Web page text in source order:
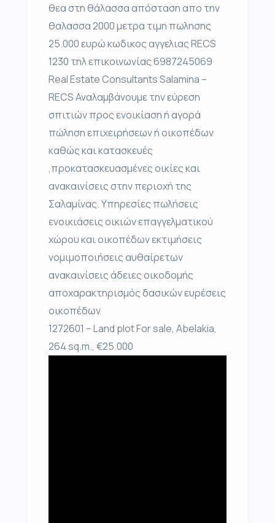
θεα στη θάλασσα απόσταση απο την
θαλασσα 2000 μετρα τιμη πωλησης
25.000 ευρώ κωδικος αγγελιας RECS
1230 τηλ επικοινωνίας 6987245069
Real Estate Consultants Salamina –
RECS Αναλαμβάνουμε την εύρεση
σπιτιών προς ενοικίαση ή αγορά
πώληση επιχειρήσεων ή οικοπέδων
καθώς και κατασκευές
,προκατασκευασμένες οικίες και
ανακαινίσεις στην περιοχή της
Σαλαμίνας. Υπηρεσίες πωλήσεις
ενοικιάσεις οικιών επαγγελματικού
χώρου και οικοπέδων εκτιμήσεις
νομιμοποιήσεις αυθαίρετων
ανακαινίσεις άδειες οικοδομής
αποχαρακτηρισμός δασικών ευρέσεις
οικοπέδων
1272601 – Land plot For sale, Abelakia,
264 sq.m., €25.000